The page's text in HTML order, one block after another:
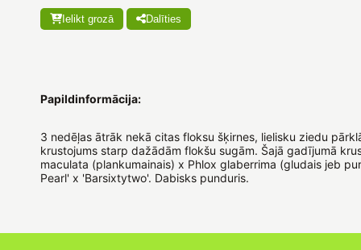
Ielikt grozā Dalīties
Papildinformācija:
3 nedēļas ātrāk nekā citas floksu šķirnes, lielisku ziedu
krustojums starp dažādām flokšu sugām. Šajā gadījumā
maculata (plankumainais) x Phlox glaberrima (gludais jeb
Pearl' x 'Barsixtytwo'. Dabisks punduris.